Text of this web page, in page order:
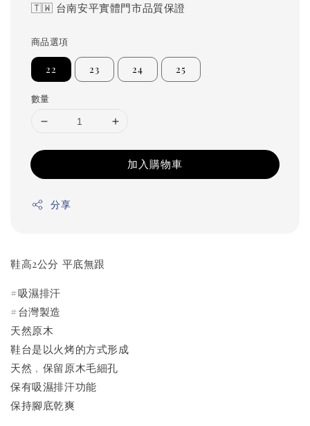
🇹🇼 台南安平實體門市品質保證
商品選項
22 23 24 25
數量
加入購物車
分享
鞋高2公分 平底無跟
#吸濕排汗
#台灣製造
天然原木
鞋台是以火烤的方式形成
天然﹐保留原木毛細孔
保有吸濕排汗功能
保持腳底乾爽